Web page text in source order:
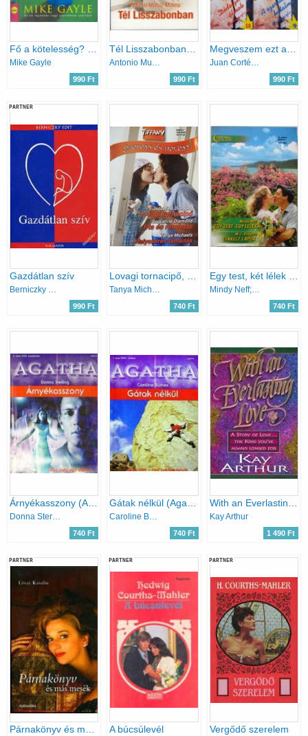
Fő a kötelesség? (Együtt lenni. Vagy nem lenni. Az itt a kérdés.)
Mike Gayle
990 Ft
Tél Lisszabonban - Nők Lapja regények
Antonio Munoz Molina
990 Ft
Megveszem ezt a nőt... (1., 2., 9., 10. kötetek)
Juan Cortéz, Rachel Scott, Hombre Jimenes
990 Ft
PARTNER
Gazdátlan szív
Berniczky Edit
990 Ft
Tanya Michaeles Jaqueline Diamond
740 Ft
Mindy Neff; M.J. Rodgers
740 Ft
740 Ft 740 Ft
Kay Arthur
1 490 Ft
PARTNER PARTNER
A búcsúlevél
PARTNER
Vergődő szerelem